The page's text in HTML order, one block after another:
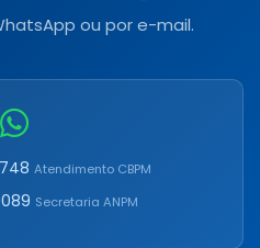
ou por e-mail.
Atendimento CBPM
Secretaria ANPM